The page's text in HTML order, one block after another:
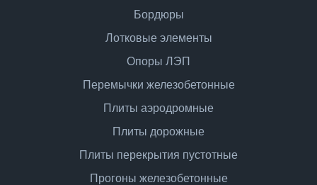
Бордюры
Лотковые элементы
Опоры ЛЭП
Перемычки железобетонные
Плиты аэродромные
Плиты дорожные
Плиты перекрытия пустотные
Прогоны железобетонные